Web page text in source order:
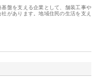
盤を支える企業として、舗装工事や
があります。地域住民の生活を支え